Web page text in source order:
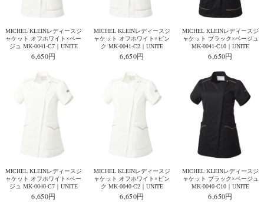
MICHEL KLEINレディースジ
ャケット オフホワイト×ベー
ジュ MK-0041-C7｜UNITE
6,650円
MICHEL KLEINレディースジ
ャケット オフホワイト×ピン
ク MK-0041-C2｜UNITE
6,650円
MICHEL KLEINレディースジ
ャケット ブラック×ベージュ
MK-0041-C10｜UNITE
6,650円
MICHEL KLEINレディースジ
ャケット オフホワイト×ベー
ジュ MK-0040-C7｜UNITE
6,650円
MICHEL KLEINレディースジ
ャケット オフホワイト×ピン
ク MK-0040-C2｜UNITE
6,650円
MICHEL KLEINレディースジ
ャケット ブラック×ベージュ
MK-0040-C10｜UNITE
6,650円